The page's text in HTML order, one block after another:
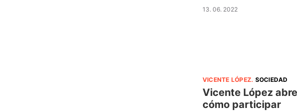
13. 06. 2022
VICENTE LÓPEZ. SOCIEDAD
Vicente López
cómo participar